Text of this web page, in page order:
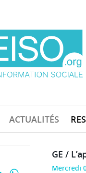
ACTUALITÉS
GE /
Mercredi